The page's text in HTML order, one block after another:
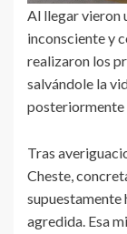
Al llegar vieron
inconsciente y
realizaron los
salvándole la
posteriormente
Tras
Cheste,
supuestamente
agredida. Esa